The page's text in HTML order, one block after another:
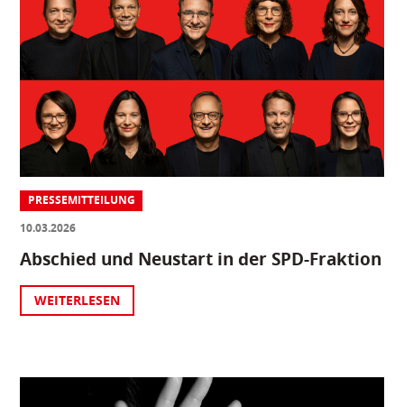
PRESSEMITTEILUNG
10.03.2026
Abschied und Neustart in der SPD-Fraktion
WEITERLESEN